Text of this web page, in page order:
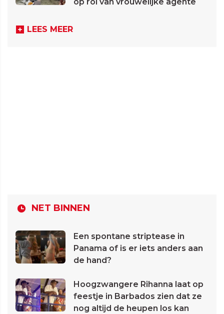
op rol van vrouwelijke agente
LEES MEER
NET BINNEN
Een spontane striptease in
Panama of is er iets anders aan
de hand?
Hoogzwangere Rihanna laat op
feestje in Barbados zien dat ze
nog altijd de heupen los kan